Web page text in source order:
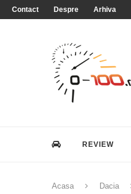
Contact Despre Arhiva
REVIEW
Acasa Dacia